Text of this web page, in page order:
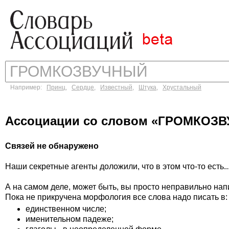
Например: Принц, Сердце, Известный, Штука, Хрустальный
Ассоциации со словом
Связей не обнаружено
Наши секретные агенты доложили, что в этом что-то
А на самом деле, может быть, вы просто неправильно
Пока не прикручена морфология все слова надо писать в:
единственном числе;
именительном падеже;